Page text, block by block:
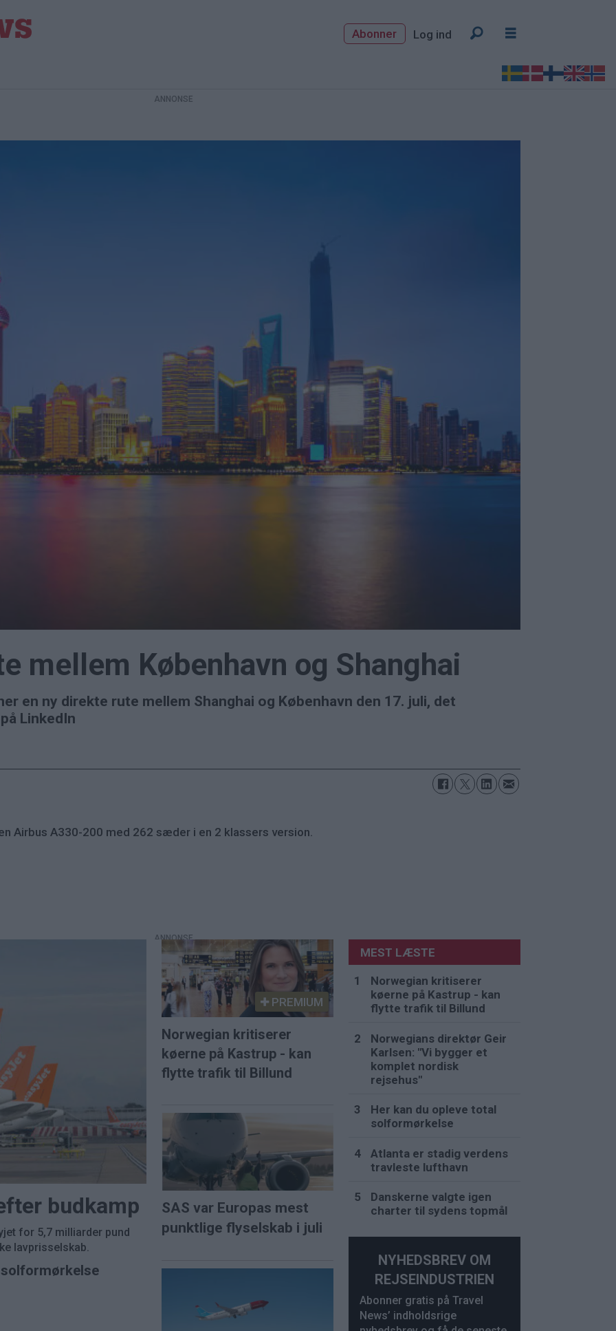
Abonner Log ind
mellem København og Shanghai
en ny direkte rute mellem Shanghai og København den 17. juli, det
LinkedIn
Airbus A330-200 med 262 sæder i en 2 klassers version.
budkamp
for 5,7 milliarder pund
lavprisselskab.
PREMIUM
Norwegian kritiserer
køerne på Kastrup - kan
flytte trafik til Billund
SAS var Europas mest
punktlige flyselskab i juli
MEST LÆSTE
Norwegian kritiserer
køerne på Kastrup - kan
flytte trafik til Billund
Norwegians direktør Geir
Karlsen: "Vi bygger et
komplet nordisk
rejsehus"
Her kan du opleve total
solformørkelse
Atlanta er stadig verdens
travleste lufthavn
Danskerne valgte igen
charter til sydens topmål
NYHEDSBREV OM
REJSEINDUSTRIEN
Abonner gratis på Travel
News’ indholdsrige